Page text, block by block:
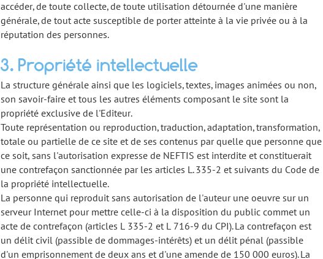
accéder, de toute collecte, de toute utilisation détournée d'une manière
générale, de tout acte susceptible de porter atteinte à la vie privée ou à la
réputation des personnes.
3. Propriété intellectuelle
La structure générale ainsi que les logiciels, textes, images animées ou non,
son savoir-faire et tous les autres éléments composant le site sont la
propriété exclusive de l'Editeur.
Toute représentation ou reproduction, traduction, adaptation, transformation,
totale ou partielle de ce site et de ses contenus par quelle que personne que
ce soit, sans l'autorisation expresse de NEFTIS est interdite et constituerait
une contrefaçon sanctionnée par les articles L. 335-2 et suivants du Code de
la propriété intellectuelle.
La personne qui reproduit sans autorisation de l'auteur une oeuvre sur un
serveur Internet pour mettre celle-ci à la disposition du public commet un
acte de contrefaçon (articles L 335-2 et L 716-9 du CPI). La contrefaçon est
un délit civil (passible de dommages-intérêts) et un délit pénal (passible
d'un emprisonnement de deux ans et d'une amende de 150 000 euros). La